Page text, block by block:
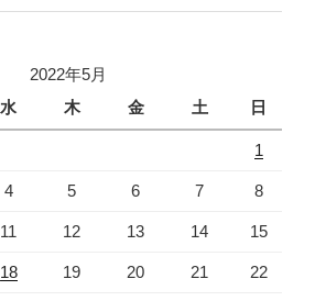
2022年5月
水 木 金 土 日
1
4 5 6 7 8
11 12 13 14 15
18 19 20 21 22